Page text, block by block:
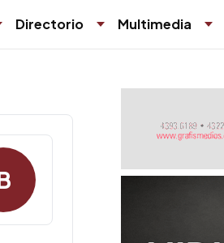
Directorio Multimedia